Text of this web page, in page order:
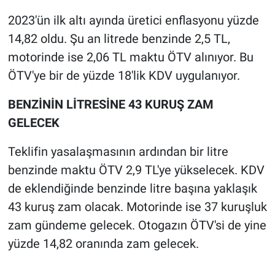
2023'ün ilk altı ayında üretici enflasyonu yüzde
14,82 oldu. Şu an litrede benzinde 2,5 TL,
motorinde ise 2,06 TL maktu ÖTV alınıyor. Bu
ÖTV'ye bir de yüzde 18'lik KDV uygulanıyor.
BENZİNİN LİTRESİNE 43 KURUŞ ZAM
GELECEK
Teklifin yasalaşmasının ardından bir litre
benzinde maktu ÖTV 2,9 TL'ye yükselecek. KDV
de eklendiğinde benzinde litre başına yaklaşık
43 kuruş zam olacak. Motorinde ise 37 kuruşluk
zam gündeme gelecek. Otogazın ÖTV'si de yine
yüzde 14,82 oranında zam gelecek.